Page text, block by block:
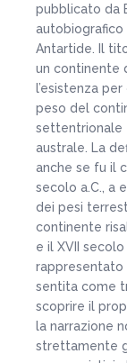
pubblicato da
autobiografico
Antartide. Il
un continente
l’esistenza
peso del
settentrionale
australe. La
anche se fu il
secolo a.C., a
dei pesi
continente
e il XVII
rappresentato
sentita come
scoprire il
la narrazione
strettamente